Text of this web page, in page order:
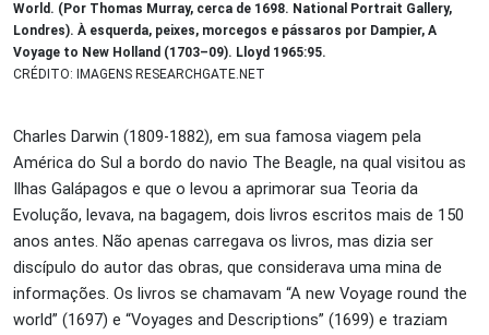
World. (Por Thomas Murray, cerca de 1698. National Portrait Gallery,
Londres). À esquerda, peixes, morcegos e pássaros por Dampier, A
Voyage to New Holland (1703–09). Lloyd 1965:95.
CRÉDITO: IMAGENS RESEARCHGATE.NET
Charles Darwin (1809-1882), em sua famosa viagem pela
América do Sul a bordo do navio The Beagle, na qual visitou as
Ilhas Galápagos e que o levou a aprimorar sua Teoria da
Evolução, levava, na bagagem, dois livros escritos mais de 150
anos antes. Não apenas carregava os livros, mas dizia ser
discípulo do autor das obras, que considerava uma mina de
informações. Os livros se chamavam “A new Voyage round the
world” (1697) e “Voyages and Descriptions” (1699) e traziam